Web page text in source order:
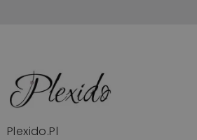
Plexido.pl